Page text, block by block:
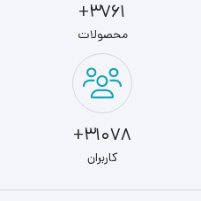
خواندن
دنبال یک حافظه‌ی امن و مطمئن
BX500 240GB می‌تواند مناسب شما باشد.
3761+
محصولات
31078+
کاربران